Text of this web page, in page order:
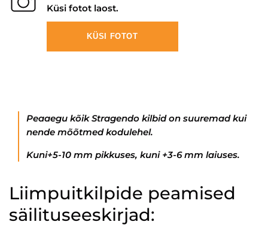
Küsi fotot laost.
KÜSI FOTOT
Peaaegu kõik Stragendo kilbid on suuremad kui
nende mõõtmed kodulehel.
Kuni+5-10 mm pikkuses, kuni +3-6 mm laiuses.
Liimpuitkilpide peamised
säilituseeskirjad: